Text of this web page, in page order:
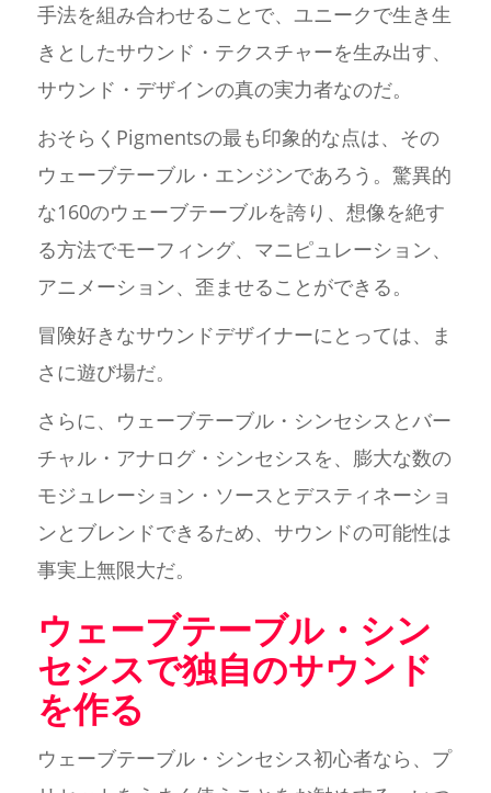
手法を組み合わせることで、ユニークで生き生
きとしたサウンド・テクスチャーを生み出す、
サウンド・デザインの真の実力者なのだ。
おそらくPigmentsの最も印象的な点は、その
ウェーブテーブル・エンジンであろう。驚異的
な160のウェーブテーブルを誇り、想像を絶す
る方法でモーフィング、マニピュレーション、
アニメーション、歪ませることができる。
冒険好きなサウンドデザイナーにとっては、ま
さに遊び場だ。
さらに、ウェーブテーブル・シンセシスとバー
チャル・アナログ・シンセシスを、膨大な数の
モジュレーション・ソースとデスティネーショ
ンとブレンドできるため、サウンドの可能性は
事実上無限大だ。
ウェーブテーブル・シン
セシスで独自のサウンド
を作る
ウェーブテーブル・シンセシス初心者なら、プ